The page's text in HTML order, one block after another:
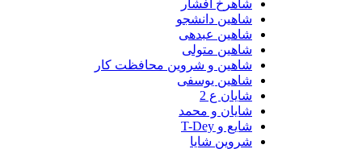
شاهرخ افشار
شاهین دانشجو
شاهین عبدهی
شاهین متولی
شاهین و شروین محافظت کار
شاهین یوسفی
شایان ع 2
شایان و محمد
شایع و T-Dey
شروین شایا